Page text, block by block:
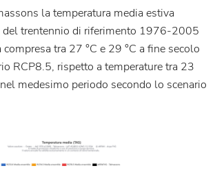
la temperatura media estiva
del trentennio di riferimento 1976-2005
tra 27 °C e 29 °C a fine secolo
RCP8.5, rispetto a temperature tra 23
medesimo periodo secondo lo scenario